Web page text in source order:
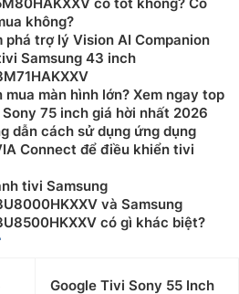
giải:
4K, 8K,… Độ phân giải của
chất lượng hình ảnh sẽ càng
lưu ý độ phân giải cao sẽ
hình có kích thước lớn, còn
có quá nhiều khác biệt.
không?
phá trợ lý Vision AI Companion
Samsung 43 inch
mua màn hình lớn? Xem ngay top
75 inch giá hời nhất 2026
dẫn cách sử dụng ứng dụng
Connect để điều khiển tivi
tivi Samsung
và Samsung
có gì khác biệt?
Google Tivi Sony 55 Inch